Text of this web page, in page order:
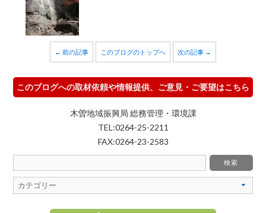
← 前の記事 このブログのトップへ 次の記事 →
このブログへの取材依頼や情報提供、ご意見・ご要望はこちら
木曽地域振興局 総務管理・環境課
TEL:0264-25-2211
FAX:0264-23-2583